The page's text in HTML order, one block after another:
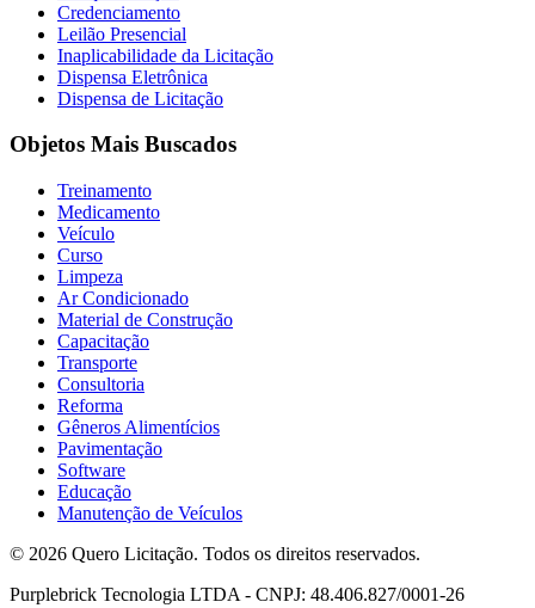
Credenciamento
Leilão Presencial
Inaplicabilidade da Licitação
Dispensa Eletrônica
Dispensa de Licitação
Objetos Mais Buscados
Treinamento
Medicamento
Veículo
Curso
Limpeza
Ar Condicionado
Material de Construção
Capacitação
Transporte
Consultoria
Reforma
Gêneros Alimentícios
Pavimentação
Software
Educação
Manutenção de Veículos
© 2026 Quero Licitação. Todos os direitos reservados.
Purplebrick Tecnologia LTDA - CNPJ: 48.406.827/0001-26